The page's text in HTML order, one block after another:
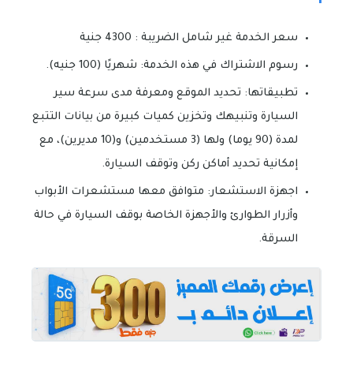
سعر الخدمة غير شامل الضريبة : 4300 جنية
رسوم الاشتراك في هذه الخدمة: شهريًا (100 جنيه).
تطبيقاتها: تحديد الموقع ومعرفة مدى سرعة سير
السيارة وتنبيهك وتخزين كميات كبيرة من بيانات التتبع
لمدة (90 يوما) ولها (3 مستخدمين) و(10 مديرين)، مع
إمكانية تحديد أماكن ركن وتوقف السيارة.
اجهزة الاستشعار: متوافق معها مستشعرات الأبواب
وأزرار الطوارئ والأجهزة الخاصة بوقف السيارة في حالة
السرقة.